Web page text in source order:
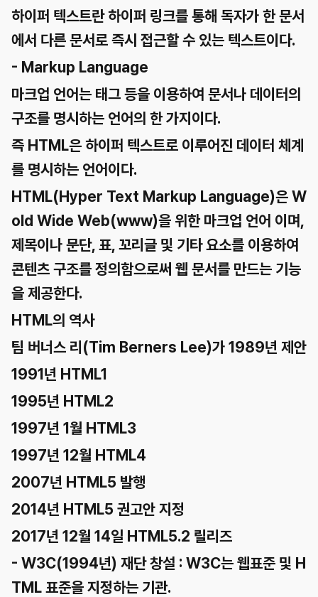
하이퍼 텍스트란 하이퍼 링크를 통해 독자가 한 문서
에서 다른 문서로 즉시 접근할 수 있는 텍스트이다.
- Markup Language
마크업 언어는 태그 등을 이용하여 문서나 데이터의
구조를 명시하는 언어의 한 가지이다.
즉 HTML은 하이퍼 텍스트로 이루어진 데이터 체계
를 명시하는 언어이다.
HTML(Hyper Text Markup Language)은 W
old Wide Web(www)을 위한 마크업 언어 이며,
제목이나 문단, 표, 꼬리글 및 기타 요소를 이용하여
콘텐츠 구조를 정의함으로써 웹 문서를 만드는 기능
을 제공한다.
HTML의 역사
팀 버너스 리(Tim Berners Lee)가 1989년 제안
1991년 HTML1
1995년 HTML2
1997년 1월 HTML3
1997년 12월 HTML4
2007년 HTML5 발행
2014년 HTML5 권고안 지정
2017년 12월 14일 HTML5.2 릴리즈
- W3C(1994년) 재단 창설 : W3C는 웹표준 및 H
TML 표준을 지정하는 기관.